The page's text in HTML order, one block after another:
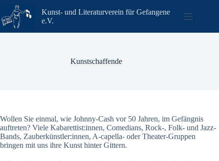
Inhalt
springen
Kunst- und Literaturverein für Gefangene
e.V.
Kunstschaffende
Wollen Sie einmal, wie Johnny-Cash vor 50 Jahren, im Gefängnis
auftreten? Viele Kabarettist:innen, Comedians, Rock-, Folk- und Jazz-
Bands, Zauberkünstler:innen, A-capella- oder Theater-Gruppen
bringen mit uns ihre Kunst hinter Gittern.